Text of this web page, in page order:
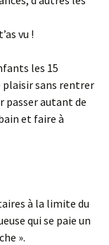
vu !
les 15
plaisir sans rentrer
passer autant de
et faire à
à la limite du
qui se paie un
».